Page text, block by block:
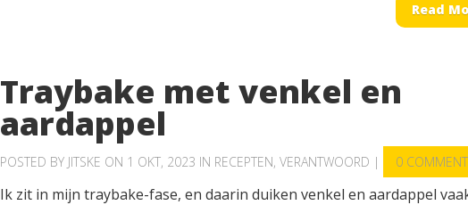
Read
Traybake met venkel en
aardappel
POSTED BY JITSKE ON 1 OKT, 2023 IN RECEPTEN, VERANTWOORD | 0
Ik zit in mijn traybake-fase, en daarin duiken venkel en aardappel